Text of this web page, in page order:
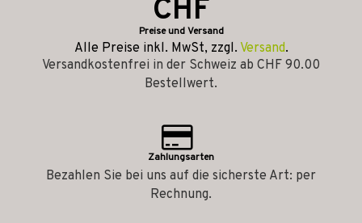
CHF
Preise und Versand
Alle Preise inkl. MwSt, zzgl. Versand.
Versandkostenfrei in der Schweiz ab CHF 90.00
Bestellwert.
Zahlungsarten
Bezahlen Sie bei uns auf die sicherste Art: per
Rechnung.